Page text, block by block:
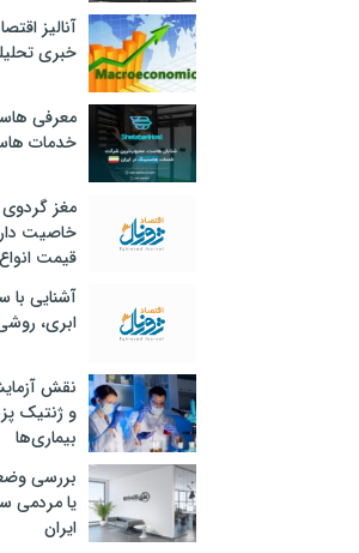
آنالیز
خبری
معرفی
خدمات
مغز گردوی
خاصیت
قیمت
آشنایی
ابری،
نقش
و ژنتیک
بیماری‌ها
بررسی
یا مردمی
ایران